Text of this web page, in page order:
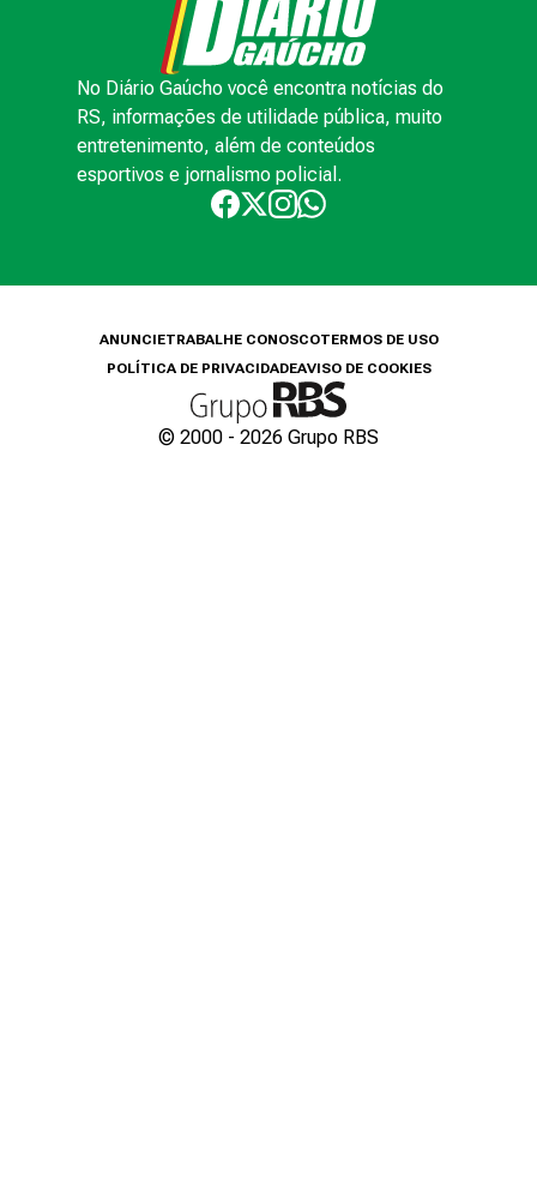
No Diário Gaúcho você encontra notícias do
RS, informações de utilidade pública, muito
entretenimento, além de conteúdos
esportivos e jornalismo policial.
ANUNCIETRABALHE CONOSCOTERMOS DE USO
POLÍTICA DE PRIVACIDADEAVISO DE COOKIES
© 2000 - 2026 Grupo RBS